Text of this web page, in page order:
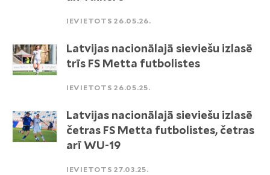
IEVIETOTS 26.05.26.
Latvijas nacionālajā sieviešu izlasē
trīs FS Metta futbolistes
IEVIETOTS 26.05.25.
Latvijas nacionālajā sieviešu izlasē
četras FS Metta futbolistes, četras
arī WU-19
IEVIETOTS 27.03.25.